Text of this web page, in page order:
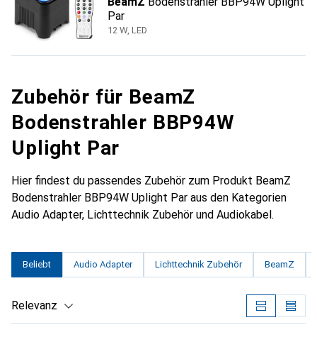
Par
12 W, LED
Zubehör für BeamZ
Bodenstrahler BBP94W
Uplight Par
Hier findest du passendes Zubehör zum Produkt BeamZ
Bodenstrahler BBP94W Uplight Par aus den Kategorien
Audio Adapter, Lichttechnik Zubehör und Audiokabel.
Beliebt Audio Adapter Lichttechnik Zubehör BeamZ
Relevanz